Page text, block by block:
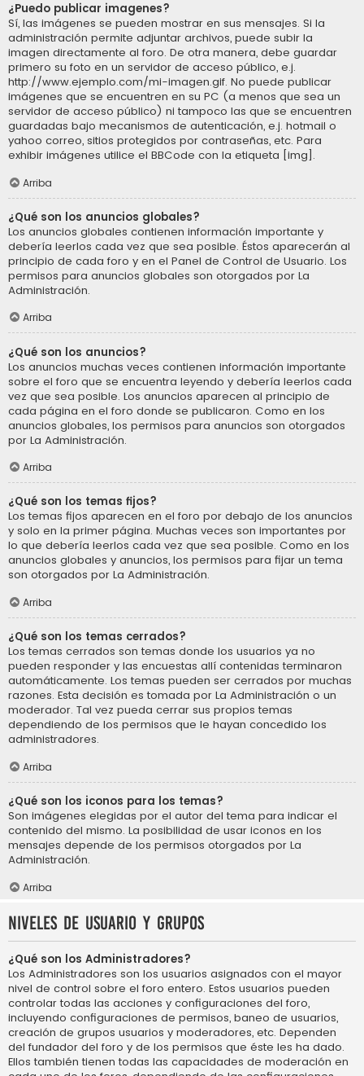
¿Puedo publicar imagenes?
Sí, las imágenes se pueden mostrar en sus mensajes. Si la
administración permite adjuntar archivos, puede subir la
imagen directamente al foro. De otra manera, debe guardar
primero su foto en un servidor de acceso público, e.j.
http://www.ejemplo.com/mi-imagen.gif. No puede publicar
imágenes que se encuentren en su PC (a menos que sea un
servidor de acceso público) ni tampoco las que se encuentren
guardadas bajo mecanismos de autenticación, e.j. hotmail o
yahoo correo, sitios protegidos por contraseñas, etc. Para
exhibir imágenes utilice el BBCode con la etiqueta [img].
Arriba
¿Qué son los anuncios globales?
Los anuncios globales contienen información importante y
debería leerlos cada vez que sea posible. Éstos aparecerán al
principio de cada foro y en el Panel de Control de Usuario. Los
permisos para anuncios globales son otorgados por La
Administración.
Arriba
¿Qué son los anuncios?
Los anuncios muchas veces contienen información importante
sobre el foro que se encuentra leyendo y debería leerlos cada
vez que sea posible. Los anuncios aparecen al principio de
cada página en el foro donde se publicaron. Como en los
anuncios globales, los permisos para anuncios son otorgados
por La Administración.
Arriba
¿Qué son los temas fijos?
Los temas fijos aparecen en el foro por debajo de los anuncios
y solo en la primer página. Muchas veces son importantes por
lo que debería leerlos cada vez que sea posible. Como en los
anuncios globales y anuncios, los permisos para fijar un tema
son otorgados por La Administración.
Arriba
¿Qué son los temas cerrados?
Los temas cerrados son temas donde los usuarios ya no
pueden responder y las encuestas allí contenidas terminaron
automáticamente. Los temas pueden ser cerrados por muchas
razones. Esta decisión es tomada por La Administración o un
moderador. Tal vez pueda cerrar sus propios temas
dependiendo de los permisos que le hayan concedido los
administradores.
Arriba
¿Qué son los iconos para los temas?
Son imágenes elegidas por el autor del tema para indicar el
contenido del mismo. La posibilidad de usar iconos en los
mensajes depende de los permisos otorgados por La
Administración.
Arriba
Niveles de usuario y grupos
¿Qué son los Administradores?
Los Administradores son los usuarios asignados con el mayor
nivel de control sobre el foro entero. Estos usuarios pueden
controlar todas las acciones y configuraciones del foro,
incluyendo configuraciones de permisos, baneo de usuarios,
creación de grupos usuarios y moderadores, etc. Dependen
del fundador del foro y de los permisos que éste les ha dado.
Ellos también tienen todas las capacidades de moderación en